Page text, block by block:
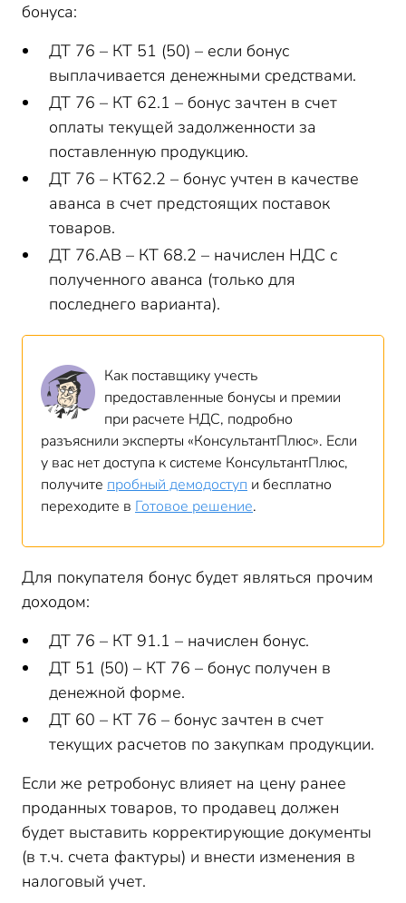
бонуса:
ДТ 76 – КТ 51 (50) – если бонус
выплачивается денежными средствами.
ДТ 76 – КТ 62.1 – бонус зачтен в счет
оплаты текущей задолженности за
поставленную продукцию.
ДТ 76 – КТ62.2 – бонус учтен в качестве
аванса в счет предстоящих поставок
товаров.
ДТ 76.АВ – КТ 68.2 – начислен НДС с
полученного аванса (только для
последнего варианта).
Как поставщику учесть
предоставленные бонусы и премии
при расчете НДС, подробно
разъяснили эксперты «КонсультантПлюс». Если
у вас нет доступа к системе КонсультантПлюс,
получите пробный демодоступ и бесплатно
переходите в Готовое решение.
Для покупателя бонус будет являться прочим
доходом:
ДТ 76 – КТ 91.1 – начислен бонус.
ДТ 51 (50) – КТ 76 – бонус получен в
денежной форме.
ДТ 60 – КТ 76 – бонус зачтен в счет
текущих расчетов по закупкам продукции.
Если же ретробонус влияет на цену ранее
проданных товаров, то продавец должен
будет выставить корректирующие документы
(в т.ч. счета фактуры) и внести изменения в
налоговый учет.